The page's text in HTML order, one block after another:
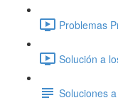
Problemas
Solución a
Soluciones